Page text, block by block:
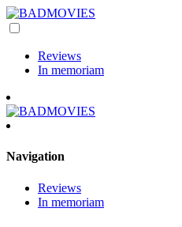
Reviews
In memoriam
Navigation
Reviews
In memoriam